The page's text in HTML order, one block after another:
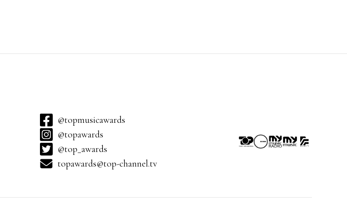
@topmusicawards
@topawards
@top_awards
topawards@top-channel.tv